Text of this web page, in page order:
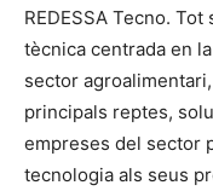
REDESSA Tecno.
tècnica centrada en
sector
principals reptes,
empreses del sector
tecnologia als seus